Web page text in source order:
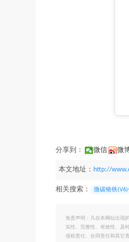
分享到： 微信 微
本文地址： http://
相关搜索： 微碳铬铁(V6)
免责声明：凡在本网站出现
实性、完整性、有效性、及
侵权责任、合同责任和其它